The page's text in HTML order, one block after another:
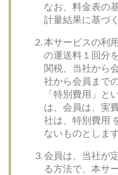
なお、料金表の
計量結果に基づ
本サービスの利
の運送料１回分
関税、当社から
社から会員まで
「特別費用」と
は、会員は、実
社は、特別費用
ないものとします
会員は、当社が
る方法で、本サ